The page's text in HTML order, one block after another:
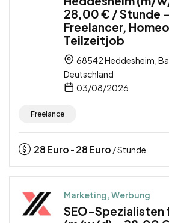
28,00 € / Stunde –
Freelancer,
Teilzeitjob
68542 Heddesheim,
Deutschland
03/08/2026
Freelance
28Euro - 28Euro / Stunde
Marketing, Werbung
SEO-Spezialisten